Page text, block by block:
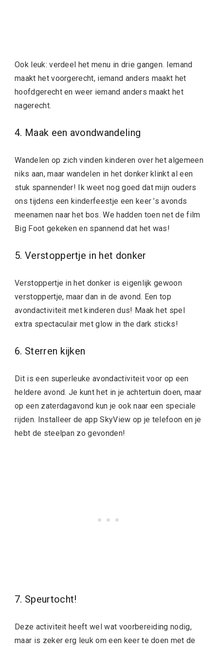
Ook leuk: verdeel het menu in drie gangen. Iemand
maakt het voorgerecht, iemand anders maakt het
hoofdgerecht en weer iemand anders maakt het
nagerecht.
4. Maak een avondwandeling
Wandelen op zich vinden kinderen over het algemeen
niks aan, maar wandelen in het donker klinkt al een
stuk spannender! Ik weet nog goed dat mijn ouders
ons tijdens een kinderfeestje een keer ’s avonds
meenamen naar het bos. We hadden toen net de film
Big Foot gekeken en spannend dat het was!
5. Verstoppertje in het donker
Verstoppertje in het donker is eigenlijk gewoon
verstoppertje, maar dan in de avond. Een top
avondactiviteit met kinderen dus! Maak het spel
extra spectaculair met glow in the dark sticks!
6. Sterren kijken
Dit is een superleuke avondactiviteit voor op een
heldere avond. Je kunt het in je achtertuin doen, maar
op een zaterdagavond kun je ook naar een speciale
rijden. Installeer de app SkyView op je telefoon en je
hebt de steelpan zo gevonden!
7. Speurtocht!
Deze activiteit heeft wel wat voorbereiding nodig,
maar is zeker erg leuk om een keer te doen met de